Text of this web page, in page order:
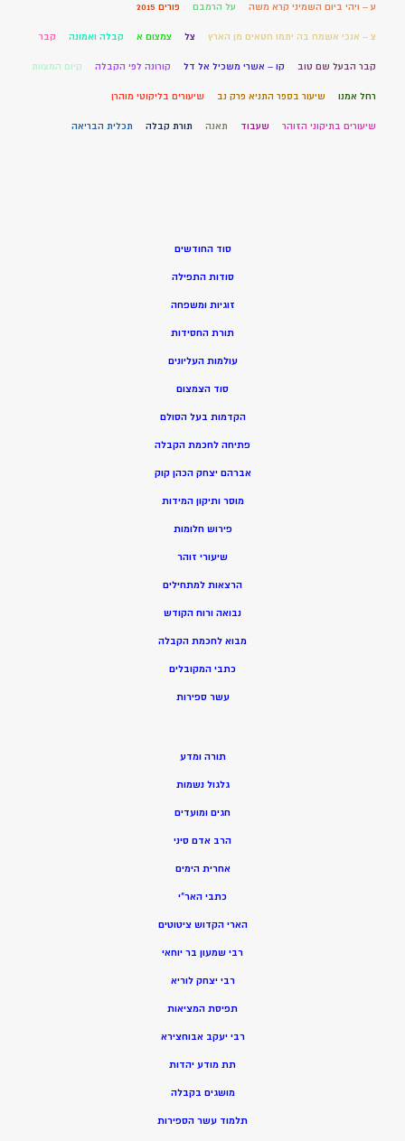
ע – ויהי ביום השמיני קרא משה על הרמבם פורים 2015
צ – אנכי אשמח בה יתמו חטאים מן הארץ צל צמצום א קבלה ואמונה קבר
קבר הבעל שם טוב קו – אשרי משכיל אל דל קורונה לפי הקבלה קיום המצוות
רחל אמנו שיעור בספר התניא פרק נב שיעורים בליקוטי מוהרן
שיעורים בתיקוני הזוהר שעבוד תאנה תורת קבלה תכלית הבריאה
סוד החודשים
סודות התפילה
זוגיות ומשפחה
תורת החסידות
עולמות העליונים
סוד הצמצום
הקדמות בעל הסולם
פתיחה לחכמת הקבלה
אברהם יצחק הכהן קוק
מוסר ותיקון המידות
פירוש חלומות
שיעורי זוהר
הרצאות למתחילים
נבואה ורוח הקודש
מבוא לחכמת הקבלה
כתבי המקובלים
עשר ספירות
תורה ומדע
גלגול נשמות
חגים ומועדים
הרב אדם סיני
אחרית הימים
כתבי האר”י
הארי הקדוש ציטוטים
רבי שמעון בר יוחאי
רבי יצחק לוריא
תפיסת המציאות
רבי יעקב אבוחצירא
תת מודע יהדות
מושגים בקבלה
תלמוד עשר הספירות